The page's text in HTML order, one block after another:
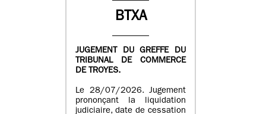
BTXA
JUGEMENT DU GREFFE DU
TRIBUNAL DE COMMERCE
DE TROYES.
Le 28/07/2026. Jugement
prononçant la liquidation
judiciaire, date de cessation